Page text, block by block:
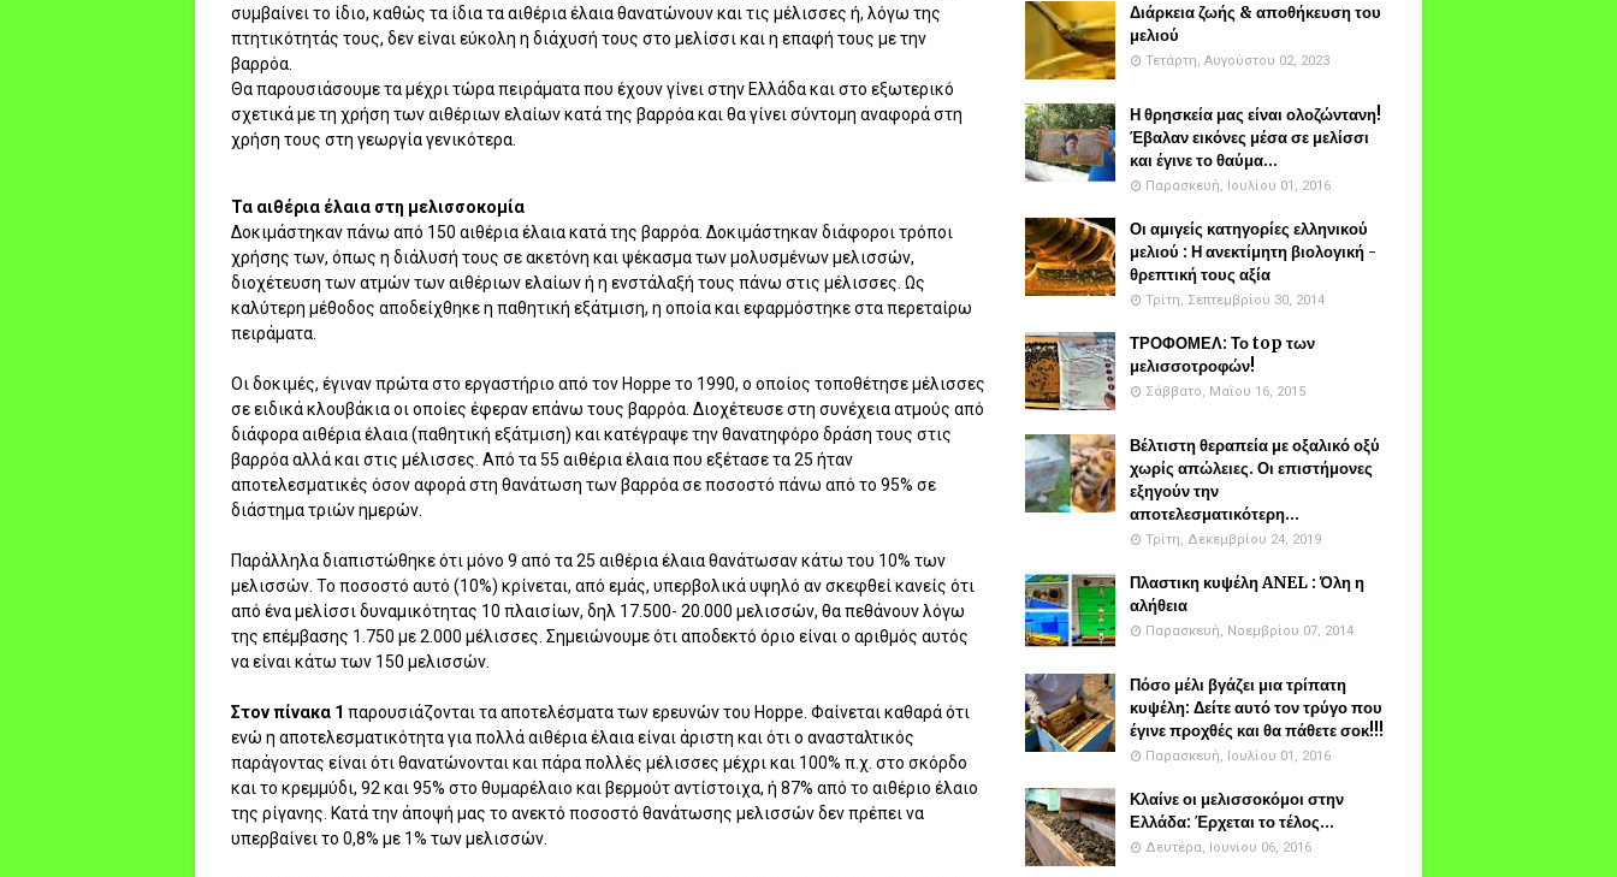
συμβαίνει το ίδιο, καθώς τα ίδια τα αιθέρια έλαια θανατώνουν και τις μέλισσες ή, λόγω της
πτητικότητάς τους, δεν είναι εύκολη η διάχυσή τους στο μελίσσι και η επαφή τους με την
βαρρόα.
Θα παρουσιάσουμε τα μέχρι τώρα πειράματα που έχουν γίνει στην Ελλάδα και στο εξωτερικό
σχετικά με τη χρήση των αιθέριων ελαίων κατά της βαρρόα και θα γίνει σύντομη αναφορά στη
χρήση τους στη γεωργία γενικότερα.
Τα αιθέρια έλαια στη μελισσοκομία
Δοκιμάστηκαν πάνω από 150 αιθέρια έλαια κατά της βαρρόα. Δοκιμάστηκαν διάφοροι τρόποι
χρήσης των, όπως η διάλυσή τους σε ακετόνη και ψέκασμα των μολυσμένων μελισσών,
διοχέτευση των ατμών των αιθέριων ελαίων ή η ενστάλαξή τους πάνω στις μέλισσες. Ως
καλύτερη μέθοδος αποδείχθηκε η παθητική εξάτμιση, η οποία και εφαρμόστηκε στα περεταίρω
πειράματα.
Οι δοκιμές, έγιναν πρώτα στο εργαστήριο από τον Hoppe το 1990, ο οποίος τοποθέτησε μέλισσες
σε ειδικά κλουβάκια οι οποίες έφεραν επάνω τους βαρρόα. Διοχέτευσε στη συνέχεια ατμούς από
διάφορα αιθέρια έλαια (παθητική εξάτμιση) και κατέγραψε την θανατηφόρο δράση τους στις
βαρρόα αλλά και στις μέλισσες. Από τα 55 αιθέρια έλαια που εξέτασε τα 25 ήταν
αποτελεσματικές όσον αφορά στη θανάτωση των βαρρόα σε ποσοστό πάνω από το 95% σε
διάστημα τριών ημερών.
Παράλληλα διαπιστώθηκε ότι μόνο 9 από τα 25 αιθέρια έλαια θανάτωσαν κάτω του 10% των
μελισσών. Το ποσοστό αυτό (10%) κρίνεται, από εμάς, υπερβολικά υψηλό αν σκεφθεί κανείς ότι
από ένα μελίσσι δυναμικότητας 10 πλαισίων, δηλ 17.500- 20.000 μελισσών, θα πεθάνουν λόγω
της επέμβασης 1.750 με 2.000 μέλισσες. Σημειώνουμε ότι αποδεκτό όριο είναι ο αριθμός αυτός
να είναι κάτω των 150 μελισσών.
Στον πίνακα 1 παρουσιάζονται τα αποτελέσματα των ερευνών του Hoppe. Φαίνεται καθαρά ότι
ενώ η αποτελεσματικότητα για πολλά αιθέρια έλαια είναι άριστη και ότι ο ανασταλτικός
παράγοντας είναι ότι θανατώνονται και πάρα πολλές μέλισσες μέχρι και 100% π.χ. στο σκόρδο
και το κρεμμύδι, 92 και 95% στο θυμαρέλαιο και βερμούτ αντίστοιχα, ή 87% από το αιθέριο έλαιο
της ρίγανης. Κατά την άποψή μας το ανεκτό ποσοστό θανάτωσης μελισσών δεν πρέπει να
υπερβαίνει το 0,8% με 1% των μελισσών.
Διάρκεια ζωής & αποθήκευση του
μελιού
Τετάρτη, Αυγούστου 02, 2023
Η θρησκεία μας είναι ολοζώντανη!
Έβαλαν εικόνες μέσα σε μελίσσι
και έγινε το θαύμα...
Παρασκευή, Ιουλίου 01, 2016
Οι αμιγείς κατηγορίες ελληνικού
μελιού : Η ανεκτίμητη βιολογική -
θρεπτική τους αξία
Τρίτη, Σεπτεμβρίου 30, 2014
ΤΡΟΦΟΜΕΛ: Το top των
μελισσοτροφών!
Σάββατο, Μαΐου 16, 2015
Βέλτιστη θεραπεία με οξαλικό οξύ
χωρίς απώλειες. Οι επιστήμονες
εξηγούν την
αποτελεσματικότερη...
Τρίτη, Δεκεμβρίου 24, 2019
Πλαστικη κυψέλη ANEL : Όλη η
αλήθεια
Παρασκευή, Νοεμβρίου 07, 2014
Πόσο μέλι βγάζει μια τρίπατη
κυψέλη: Δείτε αυτό τον τρύγο που
έγινε προχθές και θα πάθετε σοκ!!!
Παρασκευή, Ιουλίου 01, 2016
Κλαίνε οι μελισσοκόμοι στην
Ελλάδα: Έρχεται το τέλος...
Δευτέρα, Ιουνίου 06, 2016